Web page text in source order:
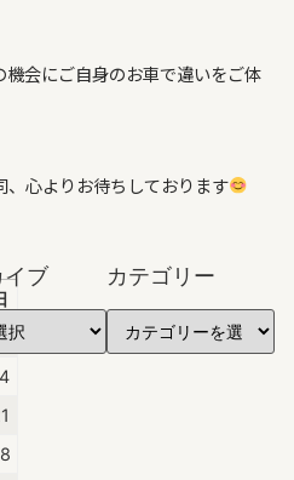
会にご自身のお車で違いをご体
心よりお待ちしております
ブ カテゴリー